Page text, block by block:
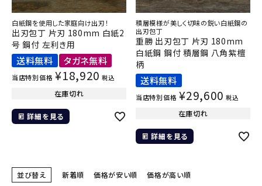
白紙鋼を使用した家庭向け出刃！
出刃包丁 片刃 180mm 白紙2
号 鋼付 左利き用
送料無料 タガネ無料
当店特別価格 ¥18,920 税込
在庫切れ
詳細を見る
積層模様が美しく切味の鋭い白紙鋼の
出刃包丁
重勝 出刃包丁 片刃 180mm
白紙鋼 鋼付 積層鋼 八角紫檀
柄
送料無料
当店特別価格 ¥29,600 税込
在庫切れ
詳細を見る
並び替え 新着順 価格が安い順 価格が高い順